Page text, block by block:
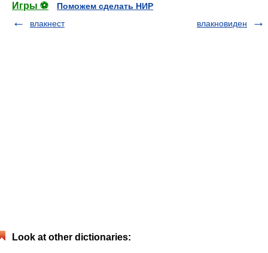
Игры ⚽
Поможем сделать НИР
влакнест
влакновиден
Look at other dictionaries: